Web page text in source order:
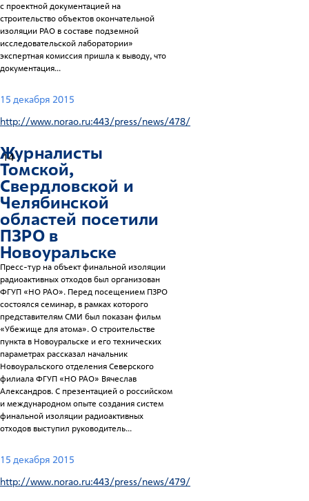
с проектной документацией на
строительство объектов окончательной
изоляции РАО в составе подземной
исследовательской лаборатории»
экспертная комиссия пришла к выводу, что
документация...
15 декабря 2015
http://www.norao.ru:443/press/news/478/
14
Журналисты
Томской,
Свердловской и
Челябинской
областей посетили
ПЗРО в
Новоуральске
Пресс-тур на объект финальной изоляции
радиоактивных отходов был организован
ФГУП «НО РАО». Перед посещением ПЗРО
состоялся семинар, в рамках которого
представителям СМИ был показан фильм
«Убежище для атома». О строительстве
пункта в Новоуральске и его технических
параметрах рассказал начальник
Новоуральского отделения Северского
филиала ФГУП «НО РАО» Вячеслав
Александров. С презентацией о российском
и международном опыте создания систем
финальной изоляции радиоактивных
отходов выступил руководитель...
15 декабря 2015
http://www.norao.ru:443/press/news/479/